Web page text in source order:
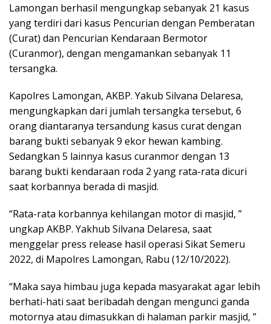
Lamongan berhasil mengungkap sebanyak 21 kasus
yang terdiri dari kasus Pencurian dengan Pemberatan
(Curat) dan Pencurian Kendaraan Bermotor
(Curanmor), dengan mengamankan sebanyak 11
tersangka.
Kapolres Lamongan, AKBP. Yakub Silvana Delaresa,
mengungkapkan dari jumlah tersangka tersebut, 6
orang diantaranya tersandung kasus curat dengan
barang bukti sebanyak 9 ekor hewan kambing.
Sedangkan 5 lainnya kasus curanmor dengan 13
barang bukti kendaraan roda 2 yang rata-rata dicuri
saat korbannya berada di masjid.
“Rata-rata korbannya kehilangan motor di masjid, ”
ungkap AKBP. Yakhub Silvana Delaresa, saat
menggelar press release hasil operasi Sikat Semeru
2022, di Mapolres Lamongan, Rabu (12/10/2022).
“Maka saya himbau juga kepada masyarakat agar lebih
berhati-hati saat beribadah dengan mengunci ganda
motornya atau dimasukkan di halaman parkir masjid, ”